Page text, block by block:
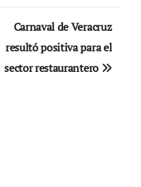
Carnaval de Veracruz
resultó positiva para el
sector restaurantero